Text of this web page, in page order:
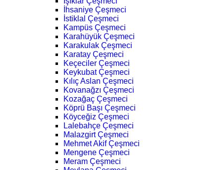
İhsaniye Çeşmeci
İstiklal Çeşmeci
Kampüs Çeşmeci
Karahüyük Çeşmeci
Karakulak Çeşmeci
Karatay Çeşmeci
Keçeciler Çeşmeci
Keykubat Çeşmeci
Kılıç Aslan Çeşmeci
Kovanağzı Çeşmeci
Kozağaç Çeşmeci
Köprü Başı Çeşmeci
Köyceğiz Çeşmeci
Lalebahçe Çeşmeci
Malazgirt Çeşmeci
Mehmet Akif Çeşmeci
Mengene Çeşmeci
Meram Çeşmeci